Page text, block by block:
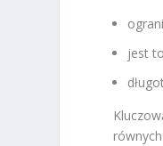
jest